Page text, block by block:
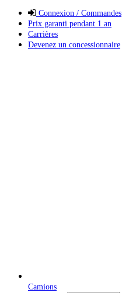
Connexion / Commandes
Prix garanti pendant 1 an
Carrières
Devenez un concessionnaire
Camions